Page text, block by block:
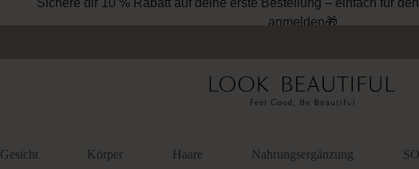
Sichere dir 10 % Rabatt auf deine erste Bestellung – einfach für
anmelden🎁
Gesicht Körper Haare Nahrungsergänzung